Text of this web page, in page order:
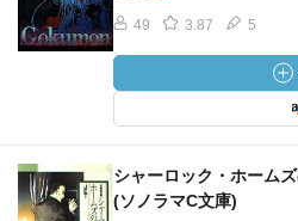
49 3.87 5
シャーロック・ホーム
(ソノラマC文庫)